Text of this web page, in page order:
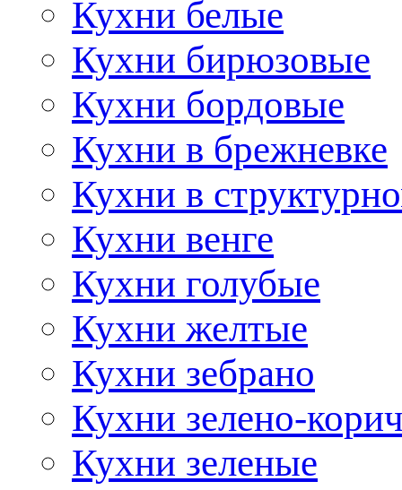
Кухни белые
Кухни бирюзовые
Кухни бордовые
Кухни в брежневке
Кухни в
Кухни венге
Кухни голубые
Кухни желтые
Кухни зебрано
Кухни зелено-
Кухни зеленые